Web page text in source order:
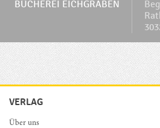
BÜCHEREI EICHGRABEN
VERLAG
Über uns